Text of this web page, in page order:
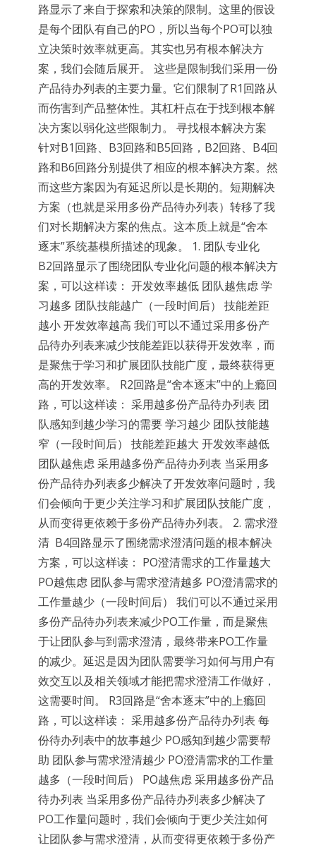
路显示了来自于探索和决策的限制。这里的假设
是每个团队有自己的PO，所以当每个PO可以独
立决策时效率就更高。其实也另有根本解决方
案，我们会随后展开。 这些是限制我们采用一份
产品待办列表的主要力量。它们限制了R1回路从
而伤害到产品整体性。其杠杆点在于找到根本解
决方案以弱化这些限制力。 寻找根本解决方案
针对B1回路、B3回路和B5回路，B2回路、B4回
路和B6回路分别提供了相应的根本解决方案。然
而这些方案因为有延迟所以是长期的。短期解决
方案（也就是采用多份产品待办列表）转移了我
们对长期解决方案的焦点。这本质上就是“舍本
逐末”系统基模所描述的现象。 1. 团队专业化
B2回路显示了围绕团队专业化问题的根本解决方
案，可以这样读： 开发效率越低 团队越焦虑 学
习越多 团队技能越广（一段时间后） 技能差距
越小 开发效率越高 我们可以不通过采用多份产
品待办列表来减少技能差距以获得开发效率，而
是聚焦于学习和扩展团队技能广度，最终获得更
高的开发效率。 R2回路是“舍本逐末”中的上瘾回
路，可以这样读： 采用越多份产品待办列表 团
队感知到越少学习的需要 学习越少 团队技能越
窄（一段时间后） 技能差距越大 开发效率越低
团队越焦虑 采用越多份产品待办列表 当采用多
份产品待办列表多少解决了开发效率问题时，我
们会倾向于更少关注学习和扩展团队技能广度，
从而变得更依赖于多份产品待办列表。 2. 需求澄
清 B4回路显示了围绕需求澄清问题的根本解决
方案，可以这样读： PO澄清需求的工作量越大
PO越焦虑 团队参与需求澄清越多 PO澄清需求的
工作量越少（一段时间后） 我们可以不通过采用
多份产品待办列表来减少PO工作量，而是聚焦
于让团队参与到需求澄清，最终带来PO工作量
的减少。延迟是因为团队需要学习如何与用户有
效交互以及相关领域才能把需求澄清工作做好，
这需要时间。 R3回路是“舍本逐末”中的上瘾回
路，可以这样读： 采用越多份产品待办列表 每
份待办列表中的故事越少 PO感知到越少需要帮
助 团队参与需求澄清越少 PO澄清需求的工作量
越多（一段时间后） PO越焦虑 采用越多份产品
待办列表 当采用多份产品待办列表多少解决了
PO工作量问题时，我们会倾向于更少关注如何
让团队参与需求澄清，从而变得更依赖于多份产